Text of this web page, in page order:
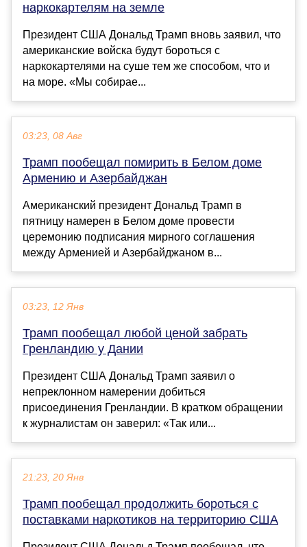
наркокартелям на земле
Президент США Дональд Трамп вновь заявил, что
американские войска будут бороться с
наркокартелями на суше тем же способом, что и
на море. «Мы собирае...
03:23, 08 Авг
Трамп пообещал помирить в Белом доме
Армению и Азербайджан
Американский президент Дональд Трамп в
пятницу намерен в Белом доме провести
церемонию подписания мирного соглашения
между Арменией и Азербайджаном в...
03:23, 12 Янв
Трамп пообещал любой ценой забрать
Гренландию у Дании
Президент США Дональд Трамп заявил о
непреклонном намерении добиться
присоединения Гренландии. В кратком обращении
к журналистам он заверил: «Так или...
21:23, 20 Янв
Трамп пообещал продолжить бороться с
поставками наркотиков на территорию США